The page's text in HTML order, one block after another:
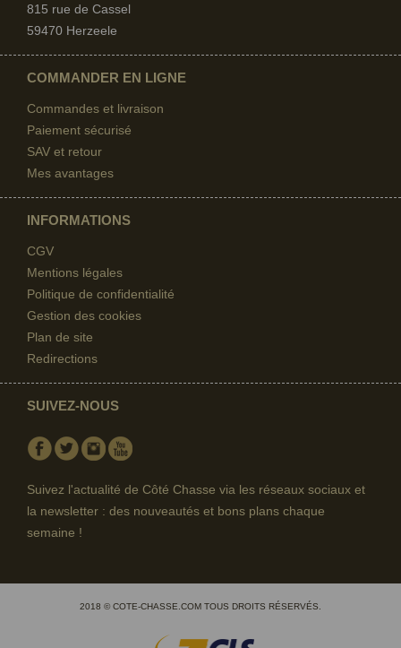
815 rue de Cassel
59470 Herzeele
COMMANDER EN LIGNE
Commandes et livraison
Paiement sécurisé
SAV et retour
Mes avantages
INFORMATIONS
CGV
Mentions légales
Politique de confidentialité
Gestion des cookies
Plan de site
Redirections
SUIVEZ-NOUS
Facebook
TwitterInstagram
Suivez l'actualité de Côté Chasse via les réseaux sociaux et
la newsletter : des nouveautés et bons plans chaque
semaine !
2018 © COTE-CHASSE.COM TOUS DROITS RÉSERVÉS.